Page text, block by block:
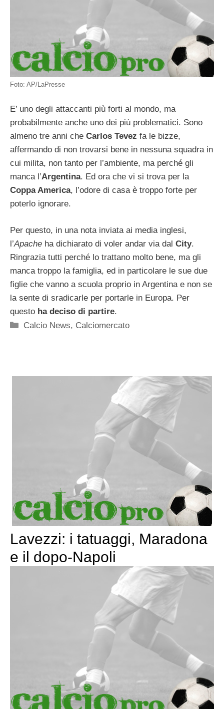
Foto: AP/LaPresse
E’ uno degli attaccanti più forti al mondo, ma
probabilmente anche uno dei più problematici. Sono
almeno tre anni che Carlos Tevez fa le bizze,
affermando di non trovarsi bene in nessuna squadra in
cui milita, non tanto per l’ambiente, ma perché gli
manca l’Argentina. Ed ora che vi si trova per la
Coppa America, l’odore di casa è troppo forte per
poterlo ignorare.
Per questo, in una nota inviata ai media inglesi,
l’Apache ha dichiarato di voler andar via dal City.
Ringrazia tutti perché lo trattano molto bene, ma gli
manca troppo la famiglia, ed in particolare le sue due
figlie che vanno a scuola proprio in Argentina e non se
la sente di sradicarle per portarle in Europa. Per
questo ha deciso di partire.
Categorie
Calcio News, Calciomercato
Lavezzi: i tatuaggi, Maradona
e il dopo-Napoli